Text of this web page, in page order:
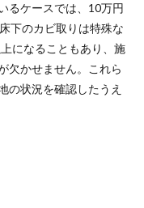
るケースでは、10万円
下のカビ取りは特殊な
になることもあり、施
欠かせません。これら
の状況を確認したうえ